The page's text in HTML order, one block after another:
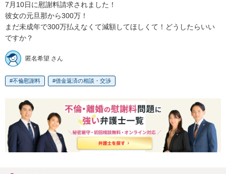
7月10日に慰謝料請求されました！
彼女の元旦那から300万！
まだ未成年で300万払えなくて減額してほしくて！どうしたらいい
ですか？
匿名希望 さん
不倫慰謝料 借金返済の相談・交渉